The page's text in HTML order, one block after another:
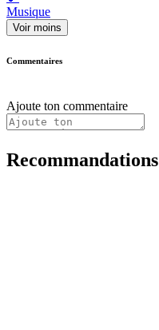
Musique
Voir moins
Commentaires
Ajoute ton commentaire
Recommandations